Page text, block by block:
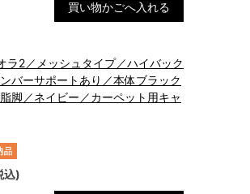
買い物かごへ入れる
ラ2／メッシュタイプ／ハイバック
バーサポートあり／本体ブラック
脚／ネイビー／カーペット用キャ
込)